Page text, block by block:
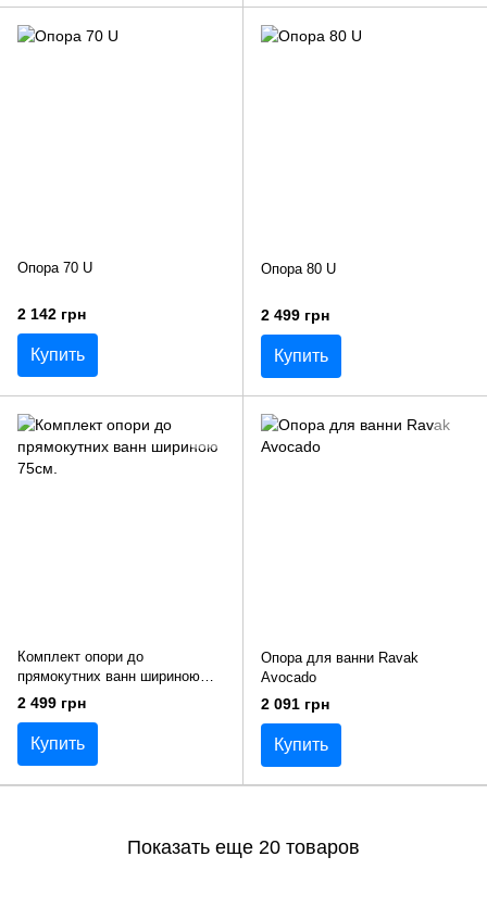
Опора 70 U
2 142 грн
Купить
Опора 80 U
2 499 грн
Купить
Комплект опори до
прямокутних ванн шириною
75см.
2 499 грн
Купить
Опора для ванни Ravak
Avocado
2 091 грн
Купить
Показать еще 20 товаров